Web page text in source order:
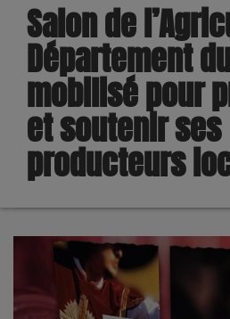
Salon de
Département
mobilisé pour
et soutenir ses
producteurs